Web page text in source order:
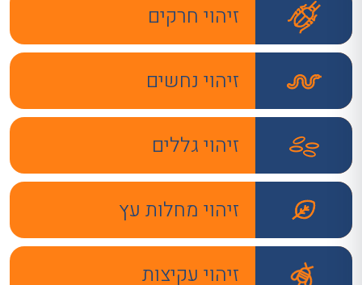
זיהוי חרקים
זיהוי נחשים
זיהוי גללים
זיהוי מחלות עץ
זיהוי עקיצות